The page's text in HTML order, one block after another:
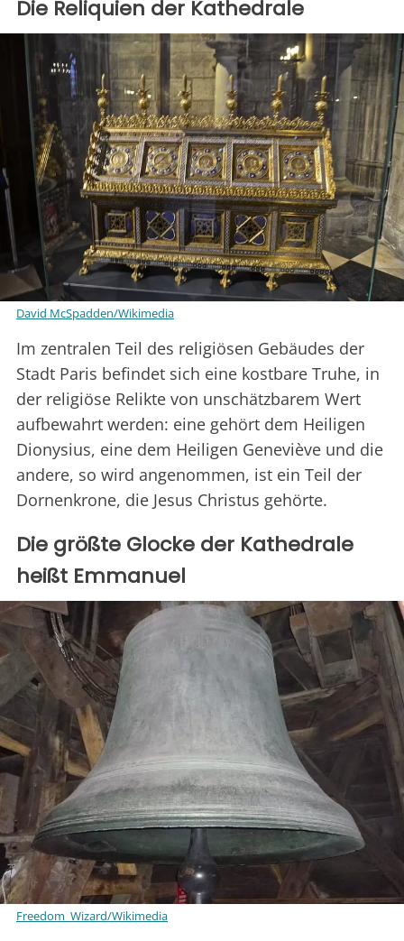
Die Reliquien der Kathedrale
David McSpadden/Wikimedia
Im zentralen Teil des religiösen Gebäudes der
Stadt Paris befindet sich eine kostbare Truhe, in
der religiöse Relikte von unschätzbarem Wert
aufbewahrt werden: eine gehört dem Heiligen
Dionysius, eine dem Heiligen Geneviève und die
andere, so wird angenommen, ist ein Teil der
Dornenkrone, die Jesus Christus gehörte.
Die größte Glocke der Kathedrale
heißt Emmanuel
Freedom_Wizard/Wikimedia